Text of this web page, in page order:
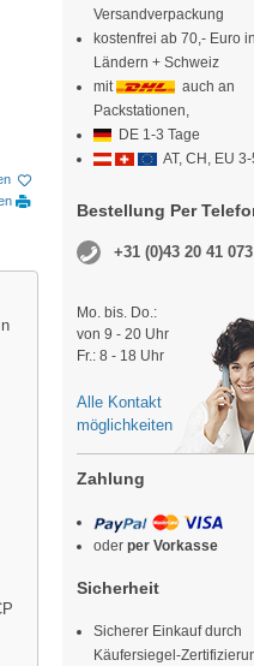
Versandverpackung
kostenfrei ab 70,- Euro
Ländern + Schweiz
mit
auch an
Packstationen,
DE 1-3 Tage
AT, CH, EU
Bestellung Per
+31 (0)43 20 41 073
Mo. bis. Do.:
von 9 - 20 Uhr
Fr.: 8 - 18 Uhr
Alle Kontakt
möglichkeiten
Zahlung
oder per Vorkasse
Sicherheit
Sicherer Einkauf durch
Käufersiegel-